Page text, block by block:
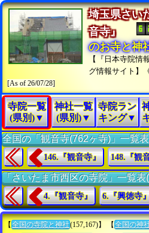
埼玉県さい
音寺』
のお寺と神
【『日本寺院情
グ情報サイト】
[As of 26/07/28]
寺院一覧
(県別)▼
神社一覧
(県別)▼
寺院ラン
キング▼
全国の「観音寺(762ヶ寺)」一覧
146.『観音寺』 148.『観
「さいたま市西区の寺院」一覧
4.『観音寺』 6.『興徳寺
【 全国の寺院と神社(157,167)】 【 全国の神